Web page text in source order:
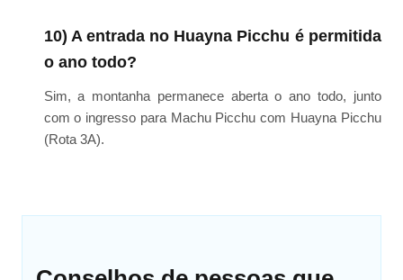
10) A entrada no Huayna Picchu é permitida
o ano todo?
Sim, a montanha permanece aberta o ano todo, junto
com o ingresso para Machu Picchu com Huayna Picchu
(Rota 3A).